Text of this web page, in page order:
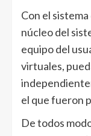
Con el
núcleo del
equipo del
virtuales,
el que fueron
De todos